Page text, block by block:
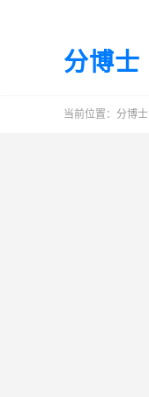
分博士
当前位置： 分博士